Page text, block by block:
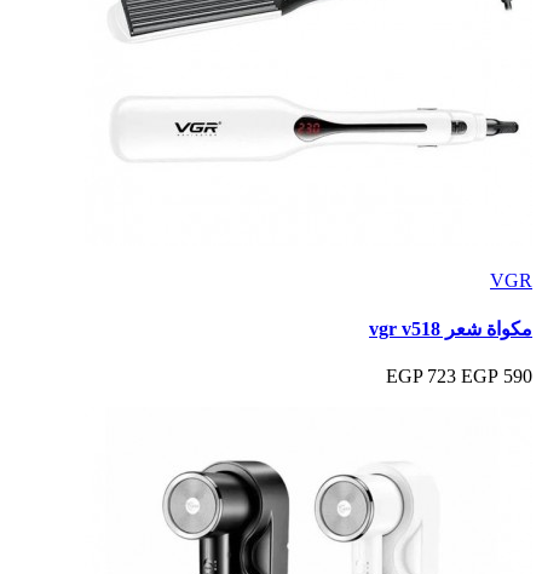
VGR
مكواة شعر vgr v518
590 EGP
723 EGP